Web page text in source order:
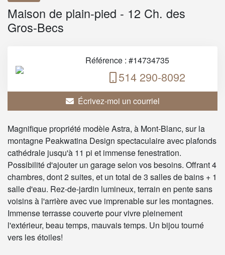
Maison de plain-pied - 12 Ch. des
Gros-Becs
Référence : #14734735
514 290-8092
Écrivez-moi un courriel
Magnifique propriété modèle Astra, à Mont-Blanc, sur la
montagne Peakwatina Design spectaculaire avec plafonds
cathédrale jusqu'à 11 pi et immense fenestration.
Possibilité d'ajouter un garage selon vos besoins. Offrant 4
chambres, dont 2 suites, et un total de 3 salles de bains + 1
salle d'eau. Rez-de-jardin lumineux, terrain en pente sans
voisins à l'arrière avec vue imprenable sur les montagnes.
Immense terrasse couverte pour vivre pleinement
l'extérieur, beau temps, mauvais temps. Un bijou tourné
vers les étoiles!